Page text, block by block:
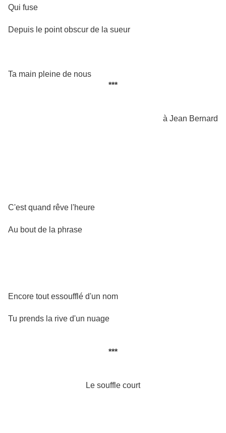
Qui fuse
Depuis le point obscur de la sueur
Ta main pleine de nous
***
à Jean Bernard
C'est quand rêve l'heure
Au bout de la phrase
Encore tout essoufflé d'un nom
Tu prends la rive d'un nuage
***
Le souffle court